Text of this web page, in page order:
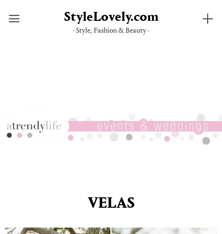
StyleLovely.com
· Style, Fashion & Beauty ·
VELAS